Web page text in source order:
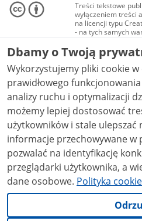
Treści tekstowe
wyłączeniem treści
na licencji typu
- na tych samych
Materiały
audio i wideo, są
Creative Commons:
niekomercyjne - bez
NC-ND 4.0), o ile
Dbamy o Twoją
Wykorzystujemy pliki cookie
prawidłowego
analizy ruchu i optymalizacji
możemy lepiej dostosować
użytkowników i stale ulepszać nasze
informacje przechowywane w
pozwalać na identyfikację
przeglądarki użytkownika, a
dane osobowe. Polityka